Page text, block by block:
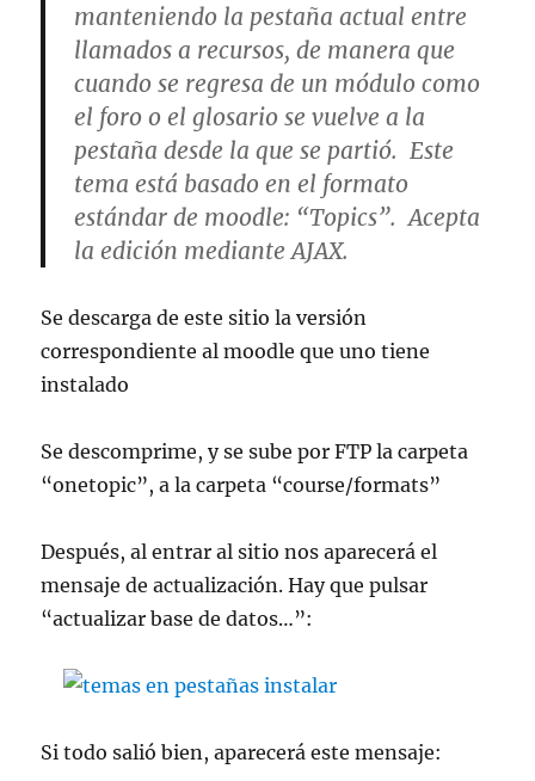
manteniendo la pestaña actual entre
llamados a recursos, de manera que
cuando se regresa de un módulo como
el foro o el glosario se vuelve a la
pestaña desde la que se partió. Este
tema está basado en el formato
estándar de moodle: “Topics”. Acepta
la edición mediante AJAX.
Se descarga de este sitio la versión
correspondiente al moodle que uno tiene
instalado
Se descomprime, y se sube por FTP la carpeta
“onetopic”, a la carpeta “course/formats”
Después, al entrar al sitio nos aparecerá el
mensaje de actualización. Hay que pulsar
“actualizar base de datos…”:
Si todo salió bien, aparecerá este mensaje: